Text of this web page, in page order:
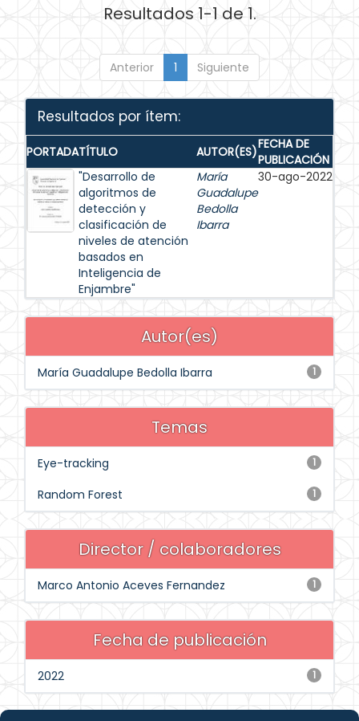
Resultados 1-1 de 1.
Anterior 1 Siguiente
Resultados por ítem:
PORTADATÍTULO AUTOR(ES)FECHA DE
PUBLICACIÓN
"Desarrollo de
algoritmos de
detección y
clasificación de
niveles de atención
basados en
Inteligencia de
Enjambre"
María
Guadalupe
Bedolla
Ibarra
30-ago-2022
Autor(es)
1
María Guadalupe Bedolla Ibarra
Temas
1
Eye-tracking
1
Random Forest
Director / colaboradores
1
Marco Antonio Aceves Fernandez
Fecha de publicación
1
2022